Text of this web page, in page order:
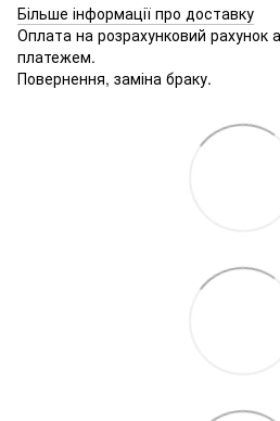
Більше інформації про доставку
Оплата на розрахунковий рахунок
платежем.
Повернення, заміна браку.